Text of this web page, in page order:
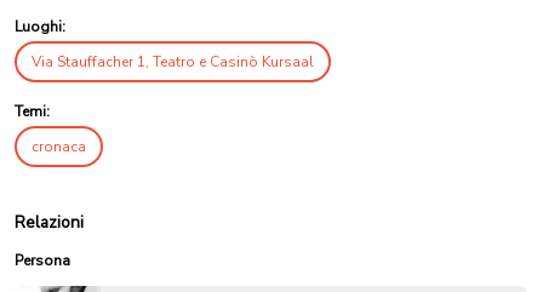
Luoghi:
Via Stauffacher 1, Teatro e Casinò Kursaal
Temi:
cronaca
Relazioni
Persona